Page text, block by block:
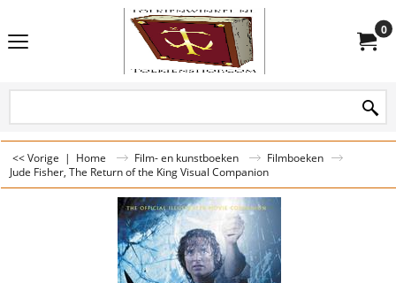
0
<< Vorige | Home Film- en kunstboeken
Filmboeken
Jude Fisher, The Return of the King Visual Companion